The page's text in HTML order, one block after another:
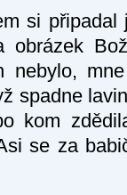
si
obrázek
mne
spadne
kom
se za